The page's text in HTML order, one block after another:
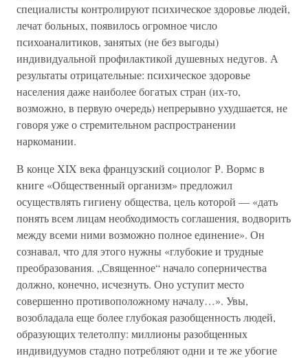
специалисты контролируют психическое здоровье людей,
лечат больных, появилось огромное число
психоаналитиков, занятых (не без выгоды)
индивидуальной профилактикой душевных недугов. А
результаты отрицательные: психическое здоровье
населения даже наиболее богатых стран (их-то,
возможно, в первую очередь) непрерывно ухудшается, не
говоря уже о стремительном распространении
наркомании.
В конце XIX века французский социолог Р. Вормс в
книге «Общественный организм» предложил
осуществлять гигиену общества, цель которой — «дать
понять всем лицам необходимость соглашения, водворить
между всеми ними возможно полное единение». Он
сознавал, что для этого нужны «глубокие и трудные
преобразования. „Священное“ начало соперничества
должно, конечно, исчезнуть. Оно уступит место
совершенно противоположному началу…». Увы,
возобладала еще более глубокая разобщенность людей,
образующих телетолпу: миллионы разобщенных
индивидуумов стадно потребляют одни и те же убогие